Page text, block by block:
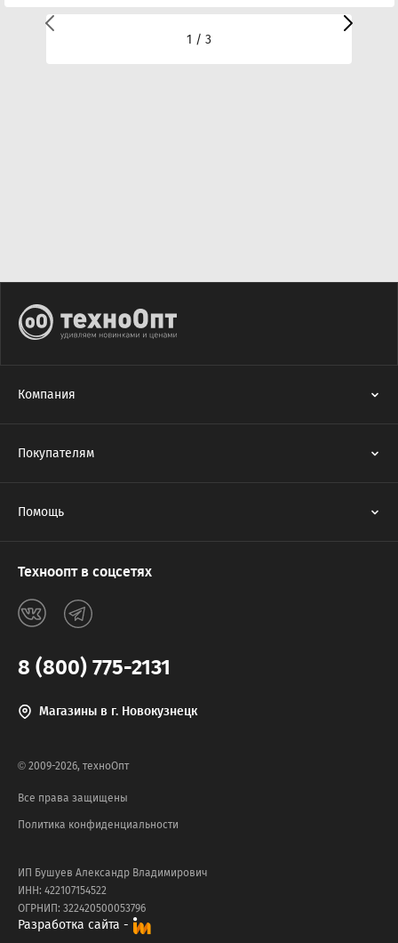
1 / 3
Компания
Покупателям
Помощь
Техноопт в соцсетях
8 (800) 775-2131
Магазины в г. Новокузнецк
© 2009-2026, техноОпт
Все права защищены
Политика конфиденциальности
ИП Бушуев Александр Владимирович
ИНН: 422107154522
ОГРНИП: 322420500053796
Разработка сайта -